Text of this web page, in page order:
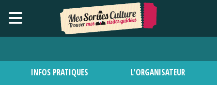
INFOS PRATIQUES L'ORGANISATEUR